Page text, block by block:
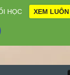
HỌC XEM LUÔN